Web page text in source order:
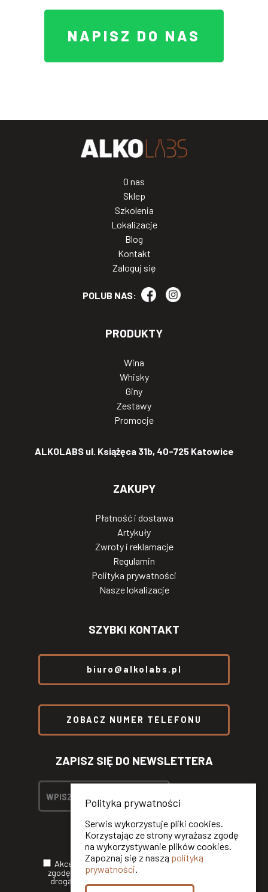
NAPISZ DO NAS
O nas
Sklep
Szkolenia
Lokalizacje
Blog
Kontakt
Zaloguj się
POLUB NAS:
PRODUKTY
Wina
Whisky
Giny
Zestawy
Promocje
ALKOLABS ul. Książęca 31b, 40-725 Katowice
ZAKUPY
Płatność i dostawa
Artykuły
Zwroty i reklamacje
Regulamin
Polityka prywatności
Nasze lokalizacje
SZYBKI KONTAKT
biuro@alkolabs.pl
ZOBACZ NUMER TELEFONU
ZAPISZ SIĘ DO NEWSLETTERA
AkceptujęPolitykę Prywatnościoraz wyrażam
zgodę na otrzymywanie informacji handlowych
drogą elektroniczną od ALKOLABS SP. Z O.O.*
Polityka prywatności
Serwis wykorzystuje pliki cookies.
Korzystając ze strony wyrażasz zgodę
na wykorzystywanie plików cookies.
Zapoznaj się z naszą polityką
prywatności.